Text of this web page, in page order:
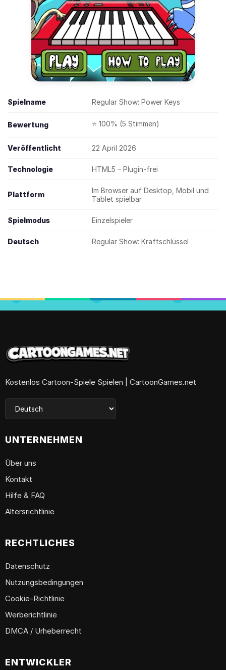
Spielname Regular Show: Power Keys
Bewertung ⭐ 100% (5 Stimmen)
Veröffentlicht 22 April 2026
Technologie HTML5 – Plugin-frei
Plattform
Im Browser auf Desktop, Mobil und
Tablet spielbar
Spielmodus Einzelspieler
Deutsch Regular Show: Kraftschlüssel
Kostenlos Cartoon-Spiele Spielen | CartoonGames.net
UNTERNEHMEN
Über uns
Kontakt
Hilfe & FAQ
Altersrichtlinie
RECHTLICHES
Datenschutz
Nutzungsbedingungen
Cookie-Richtlinie
Werberichtlinie
DMCA / Urheberrecht
ENTWICKLER